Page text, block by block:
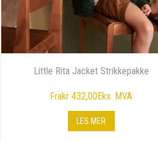
Little Rita Jacket Strikkepakke
Frakr 432,00Eks. MVA
LES MER